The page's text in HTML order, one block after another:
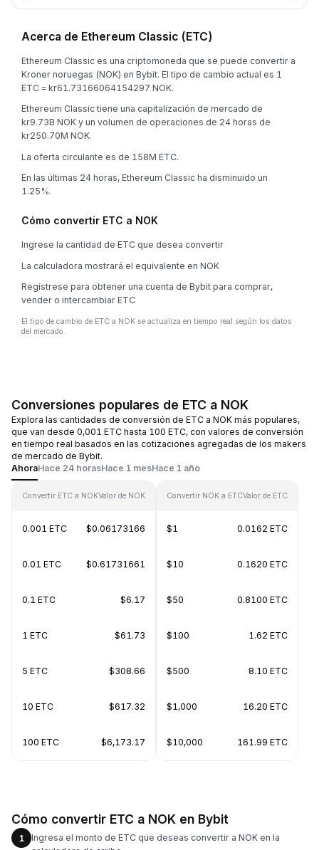
Acerca de Ethereum Classic (ETC)
Ethereum Classic es una criptomoneda que se puede convertir a
Kroner noruegas (NOK) en Bybit. El tipo de cambio actual es 1
ETC = kr61.73166064154297 NOK.
Ethereum Classic tiene una capitalización de mercado de
kr9.73B NOK y un volumen de operaciones de 24 horas de
kr250.70M NOK.
La oferta circulante es de 158M ETC.
En las últimas 24 horas, Ethereum Classic ha disminuido un
1.25%.
Cómo convertir ETC a NOK
Ingrese la cantidad de ETC que desea convertir
La calculadora mostrará el equivalente en NOK
Regístrese para obtener una cuenta de Bybit para comprar,
vender o intercambiar ETC
El tipo de cambio de ETC a NOK se actualiza en tiempo real según los datos
del mercado.
Conversiones populares de ETC a NOK
Explora las cantidades de conversión de ETC a NOK más populares,
que van desde 0,001 ETC hasta 100 ETC, con valores de conversión
en tiempo real basados en las cotizaciones agregadas de los makers
de mercado de Bybit.
AhoraHace 24 horasHace 1 mesHace 1 año
Convertir ETC a NOKValor de NOK
0.001 ETC $0.06173166
0.01 ETC $0.61731661
0.1 ETC $6.17
1 ETC $61.73
5 ETC $308.66
10 ETC $617.32
100 ETC $6,173.17
Convertir NOK a ETCValor de ETC
$1 0.0162 ETC
$10 0.1620 ETC
$50 0.8100 ETC
$100 1.62 ETC
$500 8.10 ETC
$1,000 16.20 ETC
$10,000 161.99 ETC
Cómo convertir ETC a NOK en Bybit
1
Ingresa el monto de ETC que deseas convertir a NOK en la